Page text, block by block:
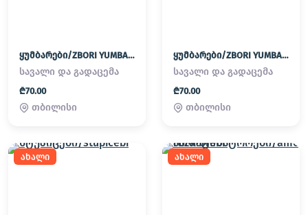
ყუმბარები/ZBORI YUMBAREBI
სავალი და გადაცემა
₾70.00
თბილისი
ყუმბარები/ZBORI YUMBAREBI
სავალი და გადაცემა
₾70.00
თბილისი
ახალი ახალი